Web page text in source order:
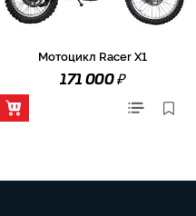
Мотоцикл Racer X1
171 000₽